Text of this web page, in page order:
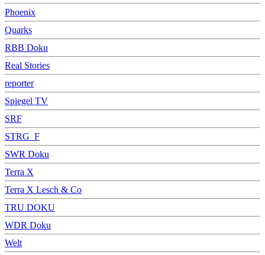
Phoenix
Quarks
RBB Doku
Real Stories
reporter
Spiegel TV
SRF
STRG_F
SWR Doku
Terra X
Terra X Lesch & Co
TRU DOKU
WDR Doku
Welt